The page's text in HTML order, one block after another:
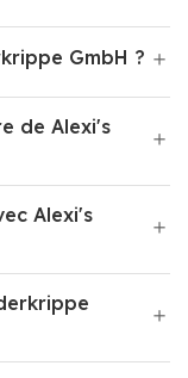
GmbH ?
de Alexi's
Alexi's